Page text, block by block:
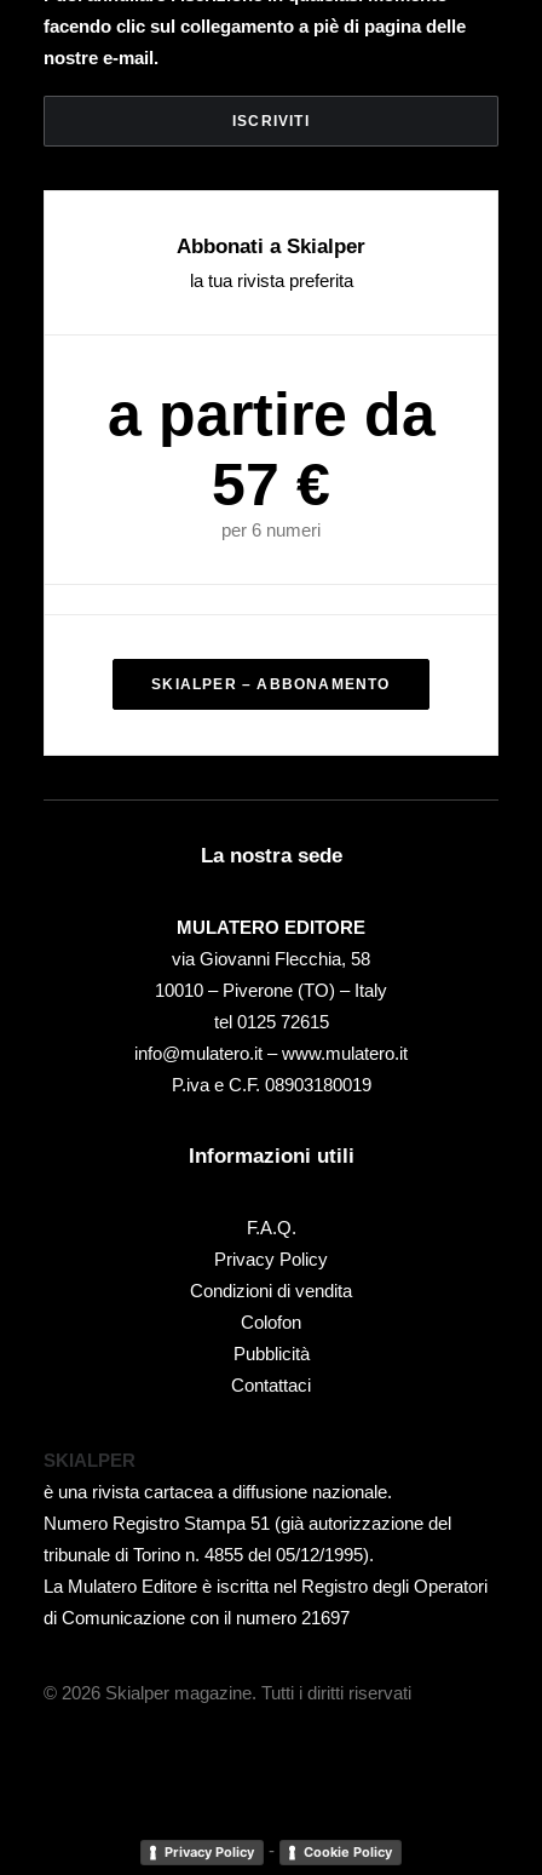
facendo clic sul collegamento a piè di pagina delle
nostre e-mail.
Abbonati a Skialper
la tua rivista preferita
a partire da
57 €
per 6 numeri
SKIALPER – ABBONAMENTO
La nostra sede
MULATERO EDITORE
via Giovanni Flecchia, 58
10010 – Piverone (TO) – Italy
tel ‭0125 72615‬
info@mulatero.it –www.mulatero.it
P.iva e C.F. 08903180019
Informazioni utili
F.A.Q.
Privacy Policy
Condizioni di vendita
Colofon
Pubblicità
Contattaci
SKIALPER
è una rivista cartacea a diffusione nazionale.
Numero Registro Stampa 51 (già autorizzazione del
tribunale di Torino n. 4855 del 05/12/1995).
La Mulatero Editore è iscritta nel Registro degli Operatori
di Comunicazione con il numero 21697
© 2026 Skialper magazine. Tutti i diritti riservati
Privacy Policy - Cookie Policy